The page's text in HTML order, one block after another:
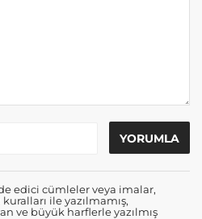
edici cümleler veya imalar,
ile yazılmamış,
ve büyük harflerle yazılmış